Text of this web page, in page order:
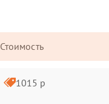
Стоимость
1015 р